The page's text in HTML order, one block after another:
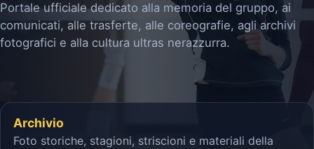
Portale ufficiale dedicato alla memoria del gruppo, ai
comunicati, alle trasferte, alle coreografie, agli archivi
fotografici e alla cultura ultras nerazzurra.
Archivio
Foto storiche, stagioni, striscioni e materiali della